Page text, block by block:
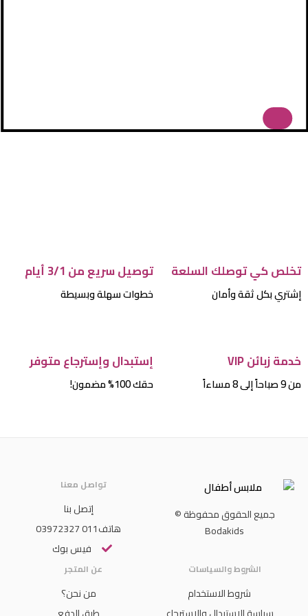
تخلص كي توصلك السلعة
إشتري بكل ثقة وأمان
توصيل سريع من 3/1 أيام
خطوات سهلة وبسيطة
خدمة زبائن VIP
من 9 صباحاً إلى 8 مساءاً
إستبدال وإسترجاع متوفر
حقك 100% مضمون!
جميع الحقوق محفوظة ©
Bodakids
تواصل معنا
إتصل بنا
هاتف011 03972327
فيس بوك
الشروط والسياسات
شروط الاستخدام
عن المتجر
من نحن؟